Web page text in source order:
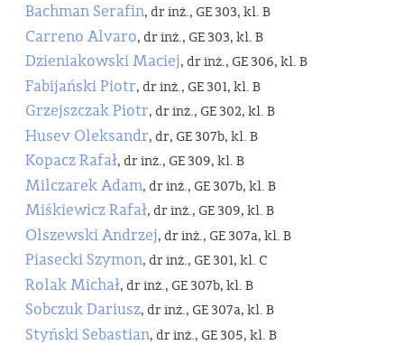
Bachman Serafin, dr inż., GE 303, kl. B
Carreno Alvaro, dr inż., GE 303, kl. B
Dzieniakowski Maciej, dr inż., GE 306, kl. B
Fabijański Piotr, dr inż., GE 301, kl. B
Grzejszczak Piotr, dr inż., GE 302, kl. B
Husev Oleksandr, dr, GE 307b, kl. B
Kopacz Rafał, dr inż., GE 309, kl. B
Milczarek Adam, dr inż., GE 307b, kl. B
Miśkiewicz Rafał, dr inż., GE 309, kl. B
Olszewski Andrzej, dr inż., GE 307a, kl. B
Piasecki Szymon, dr inż., GE 301, kl. C
Rolak Michał, dr inż., GE 307b, kl. B
Sobczuk Dariusz, dr inż., GE 307a, kl. B
Styński Sebastian, dr inż., GE 305, kl. B